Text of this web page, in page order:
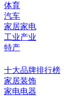
体育
汽车
家居家电
工业产业
特产
十大品牌排行榜
家居装饰
家电电器